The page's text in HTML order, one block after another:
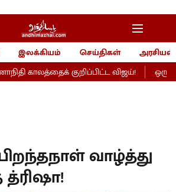
இலக்கியம் செய்திகள்
அரசியல்
காலத்தைக் குறிப்பிட்ட விஜய்!
ஒரு
வாழ்த்து